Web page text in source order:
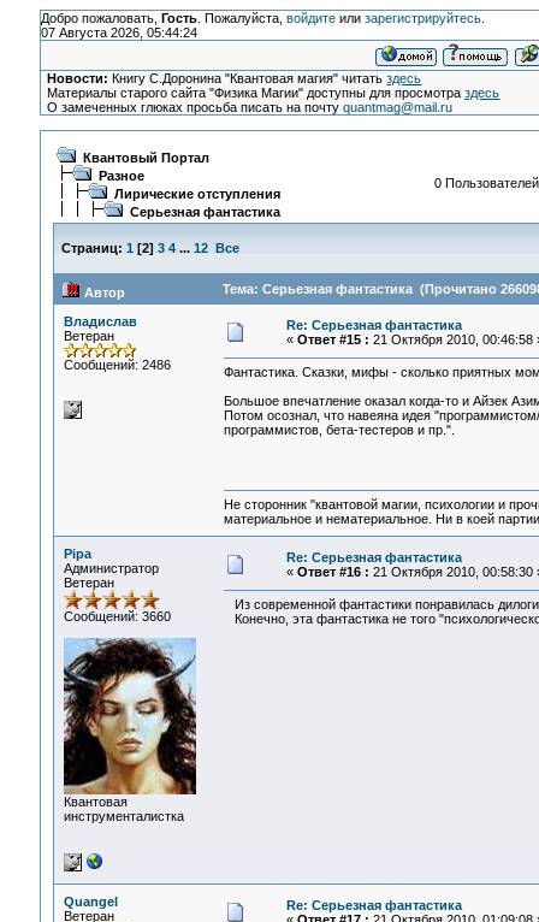
Добро пожаловать, Гость. Пожалуйста, войдитеили зарегистрируйтесь.
07 Августа 2026, 05:44:24
Новости: Книгу С.Доронина "Квантовая магия" читатьздесь
Материалы старого сайта "Физика Магии" доступны для просмотраздесь
О замеченных глюках просьба писать на почтуquantmag@mail.ru
Квантовый Портал
Разное
Лирические отступления
Серьезная фантастика
0
Страниц: 1 [2] 3 4 ... 12 Все
Автор Тема: Серьезная фантастика (Прочитано
Владислав
Ветеран
Сообщений: 2486
Re: Серьезная фантастика
« Ответ #15 : 21 Октября 2010, 00:46:58
Фантастика. Сказки, мифы - сколько приятных
Большое впечатление оказал когда-то и Айзек
Потом осознал, что навеяна идея
программистов, бета-тестеров и пр.".
Не сторонник "квантовой магии, психологии и
материальное и нематериальное. Ни в коей
Pipa
Администратор
Ветеран
Сообщений: 3660
Квантовая
инструменталистка
Re: Серьезная фантастика
« Ответ #16 : 21 Октября 2010, 00:58:30
Из современной фантастики понравилась
Конечно, эта фантастика не того
Quangel
Ветеран
Re: Серьезная фантастика